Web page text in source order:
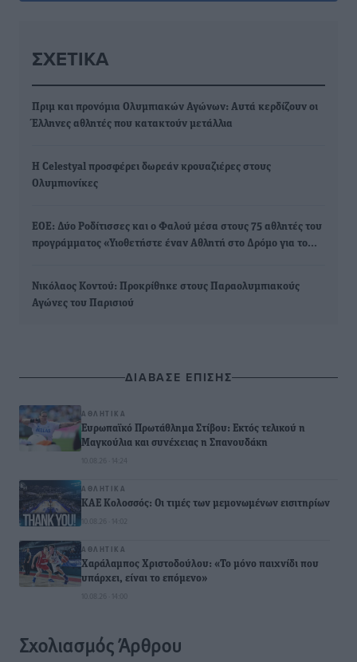
ΣΧΕΤΙΚΆ
Πριμ και προνόμια Ολυμπιακών Αγώνων: Αυτά κερδίζουν οι
Έλληνες αθλητές που κατακτούν μετάλλια
Η Celestyal προσφέρει δωρεάν κρουαζιέρες στους
Ολυμπιονίκες
ΕΟΕ: Δύο Ροδίτισσες και ο Φαλού μέσα στους 75 αθλητές του
προγράμματος «Υιοθετήστε έναν Αθλητή στο Δρόμο για το…
Νικόλαος Κοντού: Προκρίθηκε στους Παραολυμπιακούς
Αγώνες του Παρισιού
ΔΙΑΒΑΣΕ ΕΠΙΣΗΣ
ΑΘΛΗΤΙΚΆ
Ευρωπαϊκό Πρωτάθλημα Στίβου: Εκτός τελικού η
Μαγκούλια και συνέχειας η Σπανουδάκη
10.08.26 · 14:24
ΑΘΛΗΤΙΚΆ
ΚΑΕ Κολοσσός: Οι τιμές των μεμονωμένων εισιτηρίων
10.08.26 · 14:02
ΑΘΛΗΤΙΚΆ
Χαράλαμπος Χριστοδούλου: «Το μόνο παιχνίδι που
υπάρχει, είναι το επόμενο»
10.08.26 · 14:00
Σχολιασμός Άρθρου